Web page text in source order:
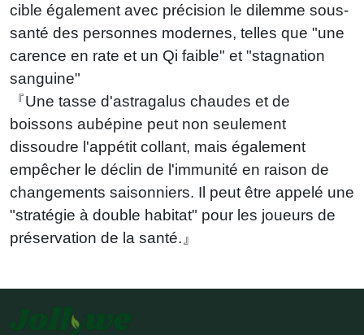
cible également avec précision le dilemme sous-
santé des personnes modernes, telles que "une
carence en rate et un Qi faible" et "stagnation
sanguine"
『Une tasse d'astragalus chaudes et de
boissons aubépine peut non seulement
dissoudre l'appétit collant, mais également
empêcher le déclin de l'immunité en raison de
changements saisonniers. Il peut être appelé une
"stratégie à double habitat" pour les joueurs de
préservation de la santé.』